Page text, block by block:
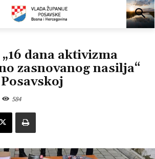
dana aktivizma
zasnovanog nasilja“
584